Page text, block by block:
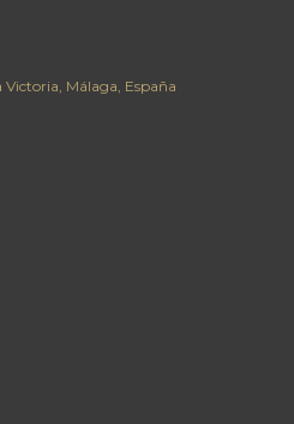
Victoria, Málaga, España